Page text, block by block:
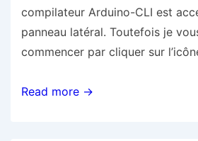
compilateur Arduino-CLI est
panneau latéral. Toutefois je
commencer par cliquer sur
BlocklyDuino2Electron
Read more →